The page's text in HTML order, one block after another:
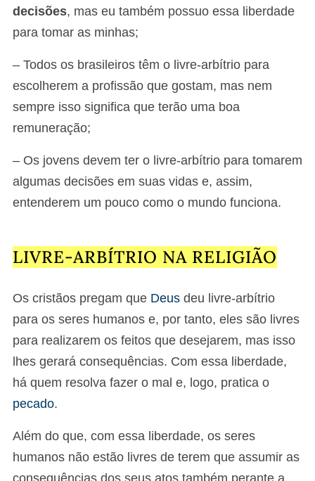
decisões, mas eu também possuo essa liberdade
para tomar as minhas;
– Todos os brasileiros têm o livre-arbítrio para
escolherem a profissão que gostam, mas nem
sempre isso significa que terão uma boa
remuneração;
– Os jovens devem ter o livre-arbítrio para tomarem
algumas decisões em suas vidas e, assim,
entenderem um pouco como o mundo funciona.
LIVRE-ARBÍTRIO NA RELIGIÃO
Os cristãos pregam que Deus deu livre-arbítrio
para os seres humanos e, por tanto, eles são livres
para realizarem os feitos que desejarem, mas isso
lhes gerará consequências. Com essa liberdade,
há quem resolva fazer o mal e, logo, pratica o
pecado.
Além do que, com essa liberdade, os seres
humanos não estão livres de terem que assumir as
consequências dos seus atos também perante a